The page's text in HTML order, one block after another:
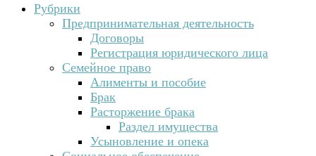
Рубрики
Предпринимательная деятельность
Договоры
Регистрация юридического лица
Семейное право
Алименты и пособие
Брак
Расторжение брака
Раздел имущества
Усыновление и опека